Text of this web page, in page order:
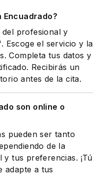
Encuadrado?
profesional y
Escoge el servicio y la
Completa tus datos y
Recibirás un
antes de la cita.
son online o
pueden ser tanto
de la
tus preferencias. ¡Tú
adapte a tus